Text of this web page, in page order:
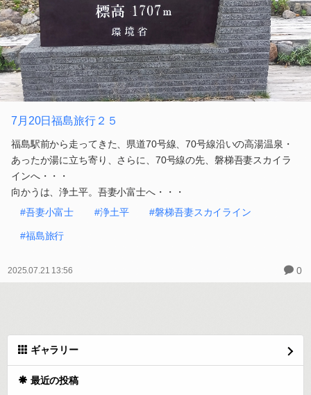
7月20日福島旅行２５
福島駅前から走ってきた、県道70号線、70号線沿いの高湯温泉・
あったか湯に立ち寄り、さらに、70号線の先、磐梯吾妻スカイラ
インへ・・・
向かうは、浄土平。吾妻小富士へ・・・
#吾妻小富士
#浄土平 #磐梯吾妻スカイライン
#福島旅行
2025.07.21 13:56 0
ギャラリー
最近の投稿